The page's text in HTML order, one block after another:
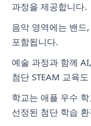
과정을 제공합니다.
음악 영역에는 밴드
포함됩니다.
예술 과정과 함께
첨단 STEAM 교육
학교는 애플 우수
선정된 첨단 학습